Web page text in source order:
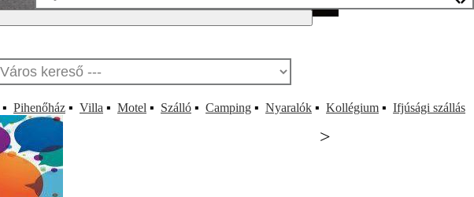
>
▪ Pihenőház ▪ Villa ▪ Motel ▪ Szálló ▪ Camping ▪ Nyaralók ▪ Kollégium ▪ Ifjúsági szállás